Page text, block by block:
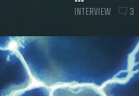
INTERVIEW 3